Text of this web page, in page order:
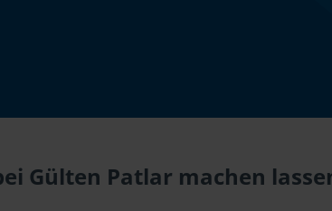
Gülten Patlar machen